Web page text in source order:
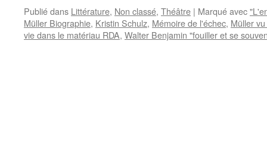
Publié dans Littérature, Non classé, Théâtre | Marqué avec
Müller Biographie, Kristin Schulz, Mémoire de l'échec, Müller
vie dans le matériau RDA, Walter Benjamin "fouiller et se